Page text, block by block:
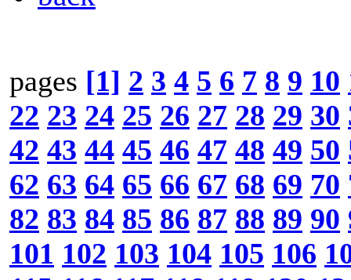
pages [1] 2 3 4 5 6 7 8 9 10
22 23 24 25 26 27 28 29 30
42 43 44 45 46 47 48 49 50
62 63 64 65 66 67 68 69 70
82 83 84 85 86 87 88 89 90
101 102 103 104 105 106